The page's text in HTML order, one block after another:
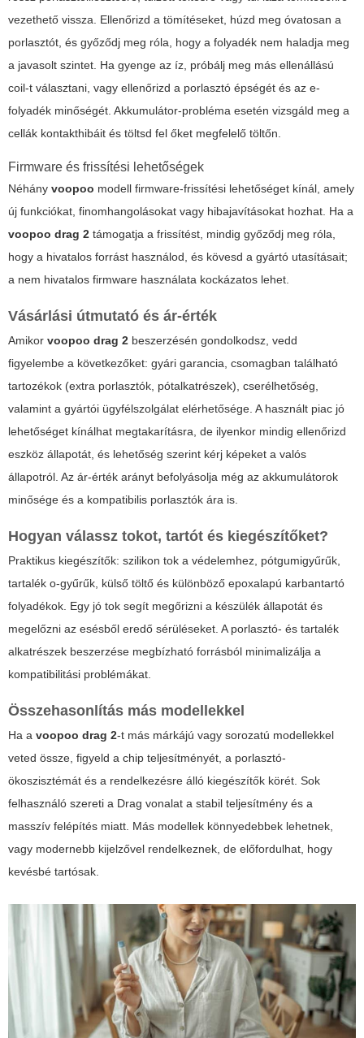
vezethető vissza. Ellenőrizd a tömítéseket, húzd meg óvatosan a
porlasztót, és győződj meg róla, hogy a folyadék nem haladja meg
a javasolt szintet. Ha gyenge az íz, próbálj meg más ellenállású
coil-t választani, vagy ellenőrizd a porlasztó épségét és az e-
folyadék minőségét. Akkumulátor-probléma esetén vizsgáld meg a
cellák kontakthibáit és töltsd fel őket megfelelő töltőn.
Firmware és frissítési lehetőségek
Néhány voopoo modell firmware-frissítési lehetőséget kínál, amely
új funkciókat, finomhangolásokat vagy hibajavításokat hozhat. Ha a
voopoo drag 2 támogatja a frissítést, mindig győződj meg róla,
hogy a hivatalos forrást használod, és kövesd a gyártó utasításait;
a nem hivatalos firmware használata kockázatos lehet.
Vásárlási útmutató és ár-érték
Amikor voopoo drag 2 beszerzésén gondolkodsz, vedd
figyelembe a következőket: gyári garancia, csomagban található
tartozékok (extra porlasztók, pótalkatrészek), cserélhetőség,
valamint a gyártói ügyfélszolgálat elérhetősége. A használt piac jó
lehetőséget kínálhat megtakarításra, de ilyenkor mindig ellenőrizd
eszköz állapotát, és lehetőség szerint kérj képeket a valós
állapotról. Az ár-érték arányt befolyásolja még az akkumulátorok
minősége és a kompatibilis porlasztók ára is.
Hogyan válassz tokot, tartót és kiegészítőket?
Praktikus kiegészítők: szilikon tok a védelemhez, pótgumigyűrűk,
tartalék o-gyűrűk, külső töltő és különböző epoxalapú karbantartó
folyadékok. Egy jó tok segít megőrizni a készülék állapotát és
megelőzni az esésből eredő sérüléseket. A porlasztó- és tartalék
alkatrészek beszerzése megbízható forrásból minimalizálja a
kompatibilitási problémákat.
Összehasonlítás más modellekkel
Ha a voopoo drag 2-t más márkájú vagy sorozatú modellekkel
veted össze, figyeld a chip teljesítményét, a porlasztó-
ökoszisztémát és a rendelkezésre álló kiegészítők körét. Sok
felhasználó szereti a Drag vonalat a stabil teljesítmény és a
masszív felépítés miatt. Más modellek könnyedebbek lehetnek,
vagy modernebb kijelzővel rendelkeznek, de előfordulhat, hogy
kevésbé tartósak.